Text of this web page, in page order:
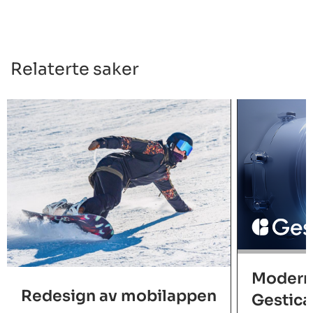
Relaterte saker
Redesign av mobilappen